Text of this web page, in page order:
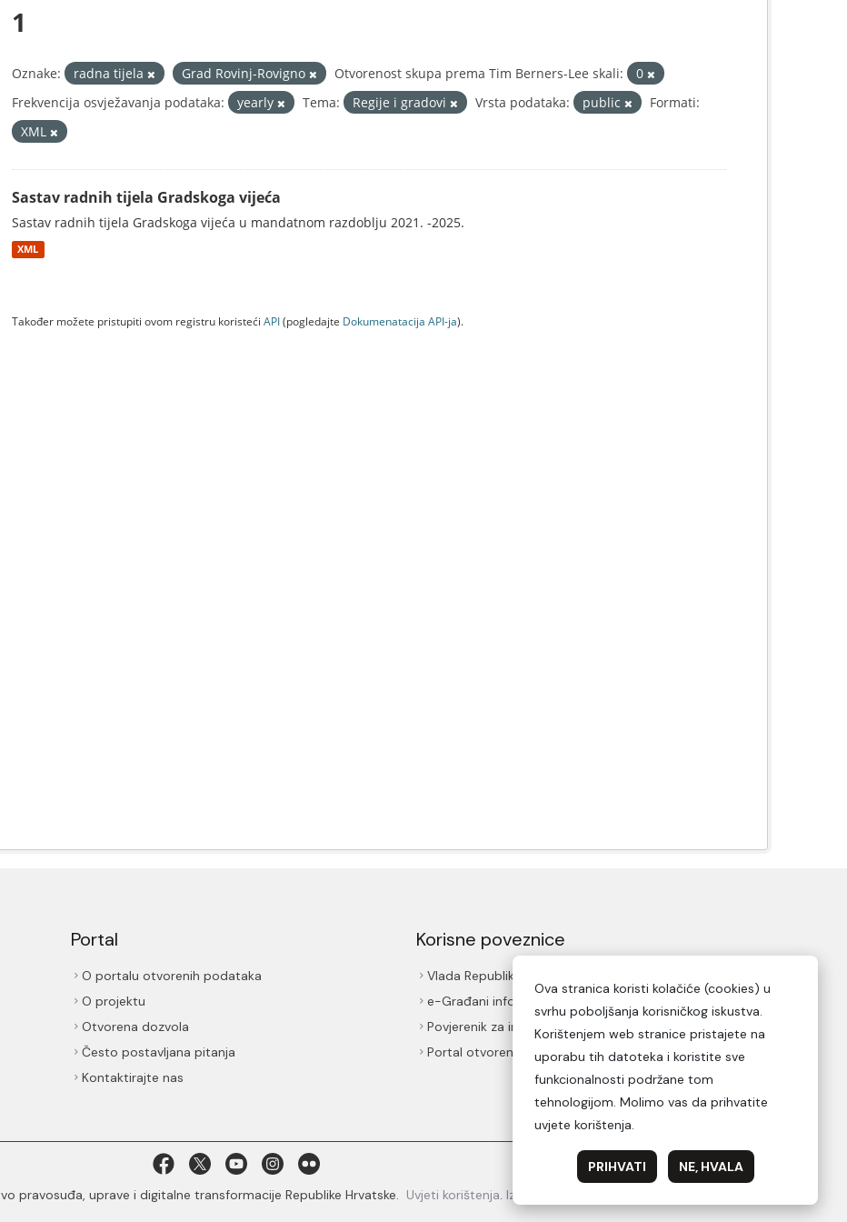
1
Oznake: radna tijela Grad Rovinj-Rovigno Otvorenost skupa prema Tim Berners-Lee skali:
0
Frekvencija osvježavanja podataka:
yearly Tema: Regije i gradovi Vrsta podataka: public
Formati:
XML
Sastav radnih tijela Gradskoga vijeća
Sastav radnih tijela Gradskoga vijeća u mandatnom razdoblju 2021. -2025.
XML
Također možete pristupiti ovom registru koristeći API(pogledajte Dokumenаtаcijа API-jа).